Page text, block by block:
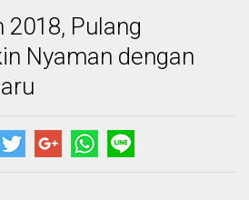
2018, Pulang
Nyaman dengan